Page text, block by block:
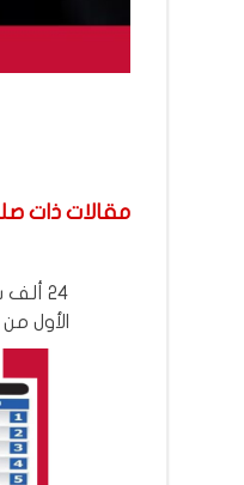
مقالات ذات
24
الأول من 2021)